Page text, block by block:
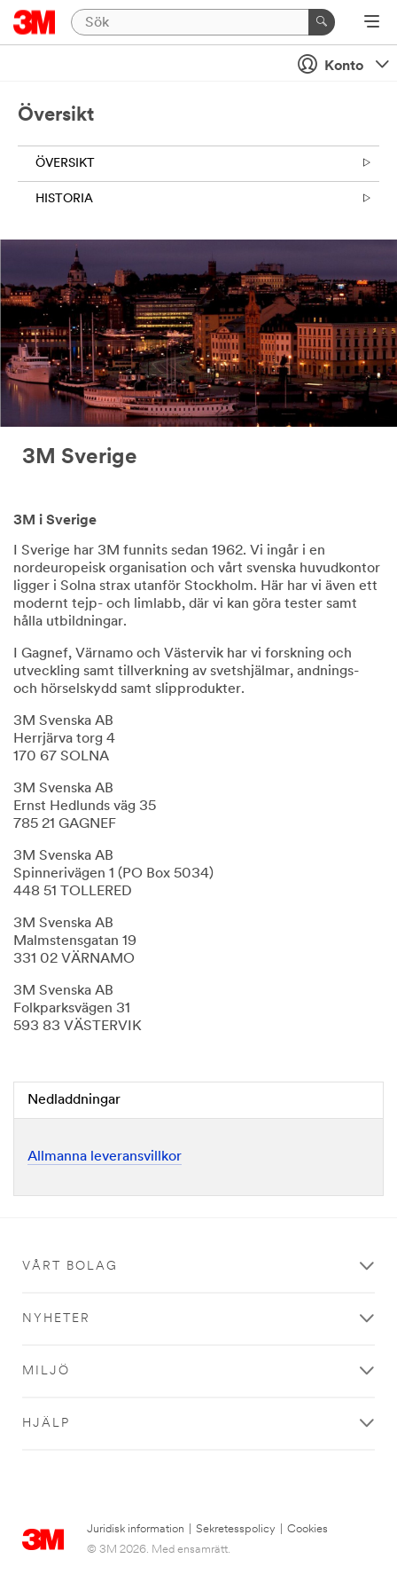
Konto
Översikt
ÖVERSIKT
HISTORIA
3M Sverige
3M i Sverige
I Sverige har 3M funnits sedan 1962. Vi ingår i en
nordeuropeisk organisation och vårt svenska huvudkontor
ligger i Solna strax utanför Stockholm. Här har vi även ett
modernt tejp- och limlabb, där vi kan göra tester samt
hålla utbildningar.
I Gagnef, Värnamo och Västervik har vi forskning och
utveckling samt tillverkning av svetshjälmar, andnings-
och hörselskydd samt slipprodukter.
3M Svenska AB
Herrjärva torg 4
170 67 SOLNA
3M Svenska AB
Ernst Hedlunds väg 35
785 21 GAGNEF
3M Svenska AB
Spinnerivägen 1 (PO Box 5034)
448 51 TOLLERED
3M Svenska AB
Malmstensgatan 19
331 02 VÄRNAMO
3M Svenska AB
Folkparksvägen 31
593 83 VÄSTERVIK
Nedladdningar
Allmanna leveransvillkor
VÅRT BOLAG
NYHETER
MILJÖ
HJÄLP
Juridisk information Sekretesspolicy
Cookies
© 3M 2026. Med ensamrätt.